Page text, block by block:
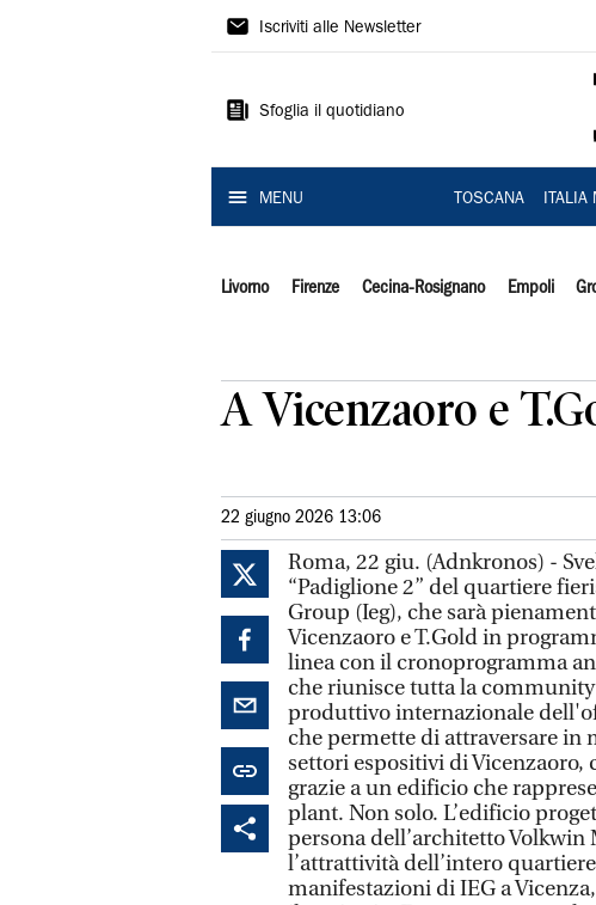
Il
Iscriviti alle Newsletter
Sfoglia il quotidiano
MENU TOSCANA ITALIA
Livorno Firenze Cecina-Rosignano Empoli
A Vicenzaoro e
22 giugno 2026 13:06
Roma, 22 giu. (Adnkronos) -
“Padiglione 2” del quartiere
Group (Ieg), che sarà
Vicenzaoro e T.Gold in
linea con il cronoprogramma
che riunisce tutta la
produttivo internazionale
che permette di attraversare in
settori espositivi di Vicenzaoro,
grazie a un edificio che
plant. Non solo. L’edificio
persona dell’architetto
l’attrattività dell’intero
manifestazioni di IEG a